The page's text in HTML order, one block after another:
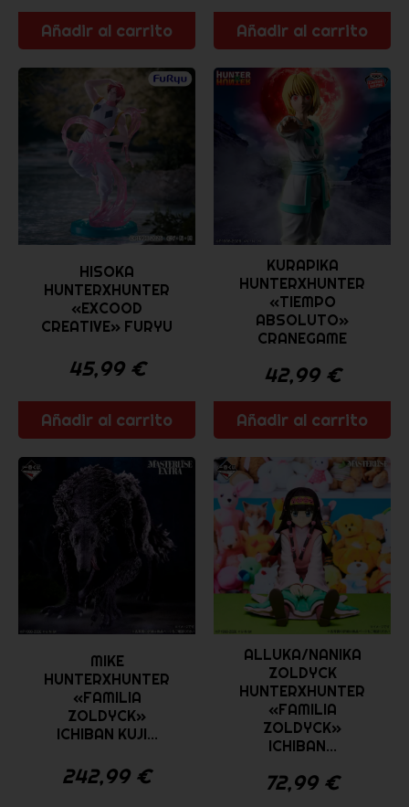
Añadir al carrito Añadir al carrito
HISOKA
HUNTERXHUNTER
«EXCOOD
CREATIVE» FURYU
45,99 €
Añadir al carrito
KURAPIKA
HUNTERXHUNTER
«TIEMPO
ABSOLUTO»
CRANEGAME
42,99 €
Añadir al carrito
MIKE
HUNTERXHUNTER
«FAMILIA
ZOLDYCK»
ICHIBAN KUJI...
242,99 €
ALLUKA/NANIKA
ZOLDYCK
HUNTERXHUNTER
«FAMILIA
ZOLDYCK»
ICHIBAN...
72,99 €